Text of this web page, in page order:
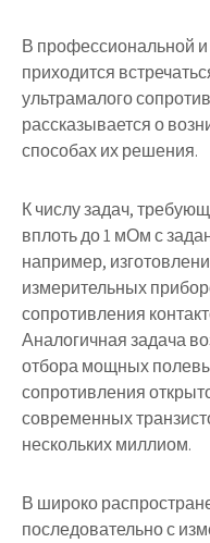
В профессиональной
приходится
ультрамалого
рассказывается о
способах их решения.
К числу задач,
вплоть до 1 мОм с
например,
измерительных
сопротивления
Аналогичная задача
отбора мощных
сопротивления
современных
нескольких миллиом.
В широко
последовательно с